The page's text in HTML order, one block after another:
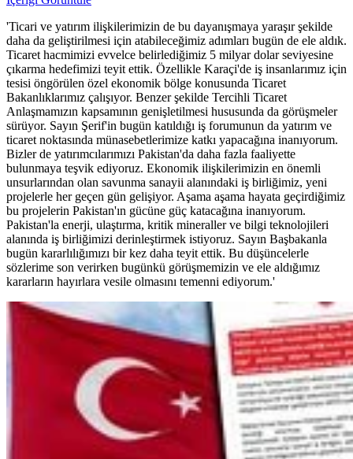
'Ticari ve yatırım ilişkilerimizin de bu dayanışmaya yaraşır şekilde
daha da geliştirilmesi için atabileceğimiz adımları bugün de ele aldık.
Ticaret hacmimizi evvelce belirlediğimiz 5 milyar dolar seviyesine
çıkarma hedefimizi teyit ettik. Özellikle Karaçi'de iş insanlarımız için
tesisi öngörülen özel ekonomik bölge konusunda Ticaret
Bakanlıklarımız çalışıyor. Benzer şekilde Tercihli Ticaret
Anlaşmamızın kapsamının genişletilmesi hususunda da görüşmeler
sürüyor. Sayın Şerif'in bugün katıldığı iş forumunun da yatırım ve
ticaret noktasında münasebetlerimize katkı yapacağına inanıyorum.
Bizler de yatırımcılarımızı Pakistan'da daha fazla faaliyette
bulunmaya teşvik ediyoruz. Ekonomik ilişkilerimizin en önemli
unsurlarından olan savunma sanayii alanındaki iş birliğimiz, yeni
projelerle her geçen gün gelişiyor. Aşama aşama hayata geçirdiğimiz
bu projelerin Pakistan'ın gücüne güç katacağına inanıyorum.
Pakistan'la enerji, ulaştırma, kritik mineraller ve bilgi teknolojileri
alanında iş birliğimizi derinleştirmek istiyoruz. Sayın Başbakanla
bugün kararlılığımızı bir kez daha teyit ettik. Bu düşüncelerle
sözlerime son verirken bugünkü görüşmemizin ve ele aldığımız
kararların hayırlara vesile olmasını temenni ediyorum.'